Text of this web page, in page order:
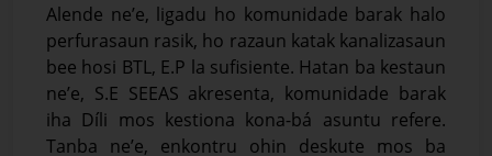
Alende ne’e, ligadu ho komunidade barak halo
perfurasaun rasik, ho razaun katak kanalizasaun
bee hosi BTL, E.P la sufisiente. Hatan ba kestaun
ne’e, S.E SEEAS akresenta, komunidade barak
iha Díli mos kestiona kona-bá asuntu refere.
Tanba ne’e, enkontru ohin deskute mos ba